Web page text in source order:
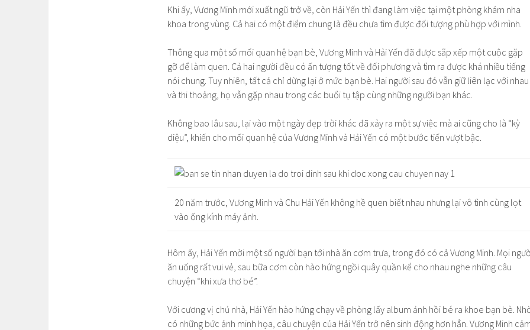
Khi ấy, Vương Minh mới xuất ngũ trở về, còn Hải Yến thì đang làm việc tại một phòng khám nha
khoa trong vùng. Cả hai có một điểm chung là đều chưa tìm được đối tượng phù hợp với mình.
Thông qua một số mối quan hệ bạn bè, Vương Minh và Hải Yến đã được sắp xếp một cuộc gặp
gỡ để làm quen. Cả hai người đều có ấn tượng tốt về đối phương và tìm ra được khá nhiều tiếng
nói chung. Tuy nhiên, tất cả chỉ dừng lại ở mức bạn bè. Hai người sau đó vẫn giữ liên lạc với nhau
và thi thoảng, họ vẫn gặp nhau trong các buổi tụ tập cùng những người bạn khác.
Không bao lâu sau, lại vào một ngày đẹp trời khác đã xảy ra một sự việc mà ai cũng cho là “kỳ
diệu”, khiến cho mối quan hệ của Vương Minh và Hải Yến có một bước tiến vượt bậc.
20 năm trước, Vương Minh và Chu Hải Yến không hề quen biết nhau nhưng lại vô tình cùng lọt
vào ống kính máy ảnh.
Hôm ấy, Hải Yến mời một số người bạn tới nhà ăn cơm trưa, trong đó có cả Vương Minh. Mọi
ăn uống rất vui vẻ, sau bữa cơm còn hào hứng ngồi quây quần kể cho nhau nghe những câu
chuyện “khi xưa thơ bé”.
Với cương vị chủ nhà, Hải Yến hào hứng chạy về phòng lấy album ảnh hồi bé ra khoe bạn bè.
có những bức ảnh minh họa, câu chuyện của Hải Yến trở nên sinh động hơn hẳn. Vương Minh